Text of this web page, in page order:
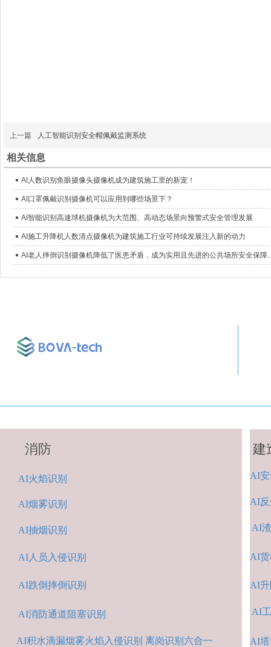
上一篇 人工智能识别安全帽佩戴监测系统
相关信息
AI人数识别鱼眼摄像头摄像机成为建筑施工里的新宠！
AI口罩佩戴识别摄像机可以应用到哪些场景下？
AI智能识别高速球机摄像机为大范围、高动态场景向预警式安全管理发展
AI施工升降机人数清点摄像机为建筑施工行业可持续发展注入新的动力
AI老人摔倒识别摄像机
AI人 员入侵识别
AI消防通道阻塞识别
AI火焰识别
AI抽烟识别
AI跌倒摔倒识别
AI积水滴漏烟雾火焰入侵识别 离岗识别六合一
AI烟雾识别
建
AI
AI
AI
AI货
AI反
AI
AI
消防